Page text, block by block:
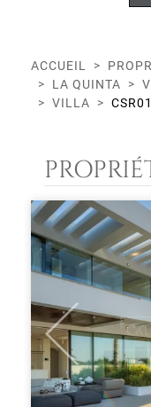
ACCUEIL
LA QUINTA
VILLA
Previous